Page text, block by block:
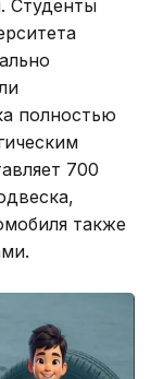
Студенты
полностью
700
также